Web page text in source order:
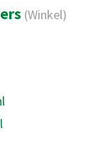
(Winkel)